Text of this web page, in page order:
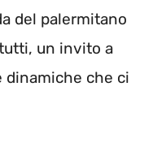
del palermitano
un invito a
che ci